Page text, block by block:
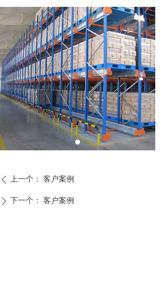
成功案例
联系我们
ꄴ 上一个： 客户案例
ꄲ 下一个： 客户案例